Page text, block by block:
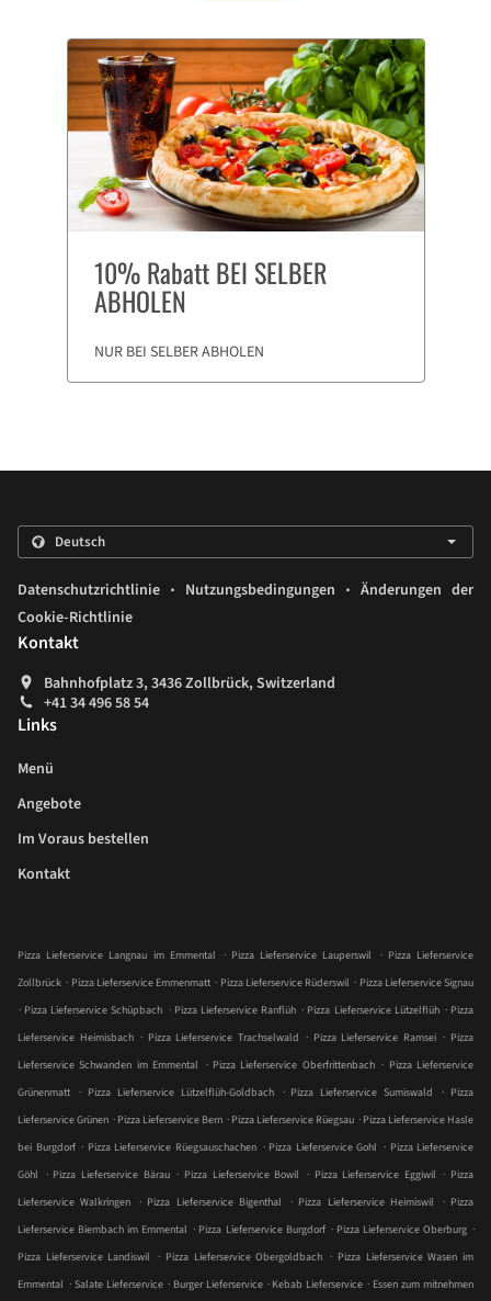
10% Rabatt BEI SELBER
ABHOLEN
NUR BEI SELBER ABHOLEN
Datenschutzrichtlinie . Nutzungsbedingungen . Änderungen der
Cookie-Richtlinie
Kontakt
Bahnhofplatz 3, 3436 Zollbrück, Switzerland
+41 34 496 58 54
Links
Menü
Angebote
Im Voraus bestellen
Kontakt
Pizza Lieferservice Langnau im Emmental . Pizza Lieferservice Lauperswil . Pizza Lieferservice
Zollbrück . Pizza Lieferservice Emmenmatt . Pizza Lieferservice Rüderswil . Pizza Lieferservice Signau
. Pizza Lieferservice Schüpbach . Pizza Lieferservice Ranflüh . Pizza Lieferservice Lützelflüh . Pizza
Lieferservice Heimisbach . Pizza Lieferservice Trachselwald . Pizza Lieferservice Ramsei . Pizza
Lieferservice Schwanden im Emmental . Pizza Lieferservice Oberfrittenbach . Pizza Lieferservice
Grünenmatt . Pizza Lieferservice Lützelflüh-Goldbach . Pizza Lieferservice Sumiswald . Pizza
Lieferservice Grünen . Pizza Lieferservice Bern . Pizza Lieferservice Rüegsau . Pizza Lieferservice Hasle
bei Burgdorf . Pizza Lieferservice Rüegsauschachen . Pizza Lieferservice Gohl . Pizza Lieferservice
Göhl . Pizza Lieferservice Bärau . Pizza Lieferservice Bowil . Pizza Lieferservice Eggiwil . Pizza
Lieferservice Walkringen . Pizza Lieferservice Bigenthal . Pizza Lieferservice Heimiswil . Pizza
Lieferservice Biembach im Emmental . Pizza Lieferservice Burgdorf . Pizza Lieferservice Oberburg .
Pizza Lieferservice Landiswil . Pizza Lieferservice Obergoldbach . Pizza Lieferservice Wasen im
Emmental . Salate Lieferservice . Burger Lieferservice . Kebab Lieferservice . Essen zum mitnehmen